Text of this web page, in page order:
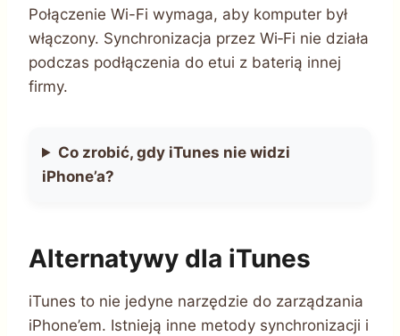
Połączenie Wi-Fi wymaga, aby komputer był
włączony. Synchronizacja przez Wi‑Fi nie działa
podczas podłączenia do etui z baterią innej
firmy.
Co zrobić, gdy iTunes nie widzi
iPhone’a?
Alternatywy dla iTunes
iTunes to nie jedyne narzędzie do zarządzania
iPhone’em. Istnieją inne metody synchronizacji i